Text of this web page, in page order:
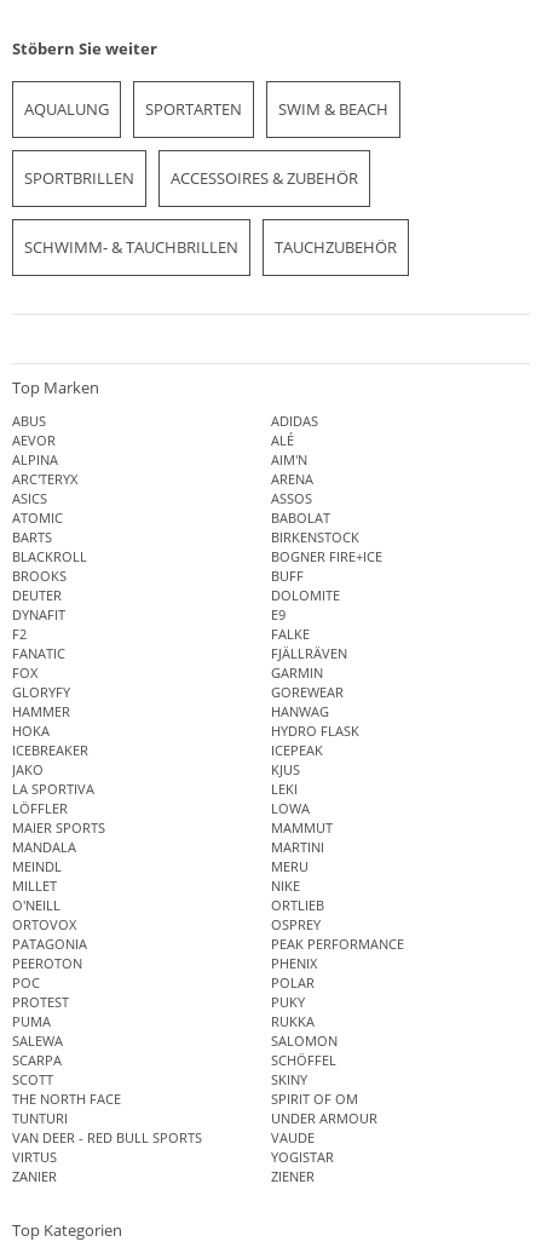
Stöbern Sie weiter
AQUALUNG SPORTARTEN SWIM & BEACH
SPORTBRILLEN ACCESSOIRES & ZUBEHÖR
SCHWIMM- & TAUCHBRILLEN TAUCHZUBEHÖR
Top Marken
ABUS
ADIDAS
AEVOR
ALÉ
ALPINA
AIM'N
ARC'TERYX
ARENA
ASICS
ASSOS
ATOMIC
BABOLAT
BARTS
BIRKENSTOCK
BLACKROLL
BOGNER FIRE+ICE
BROOKS
BUFF
DEUTER
DOLOMITE
DYNAFIT
E9
F2
FALKE
FANATIC
FJÄLLRÄVEN
FOX
GARMIN
GLORYFY
GOREWEAR
HAMMER
HANWAG
HOKA
HYDRO FLASK
ICEBREAKER
ICEPEAK
JAKO
KJUS
LA SPORTIVA
LEKI
LÖFFLER
LOWA
MAIER SPORTS
MAMMUT
MANDALA
MARTINI
MEINDL
MERU
MILLET
NIKE
O'NEILL
ORTLIEB
ORTOVOX
OSPREY
PATAGONIA
PEAK PERFORMANCE
PEEROTON
PHENIX
POC
POLAR
PROTEST
PUKY
PUMA
RUKKA
SALEWA
SALOMON
SCARPA
SCHÖFFEL
SCOTT
SKINY
THE NORTH FACE
SPIRIT OF OM
TUNTURI
UNDER ARMOUR
VAN DEER - RED BULL SPORTS
VAUDE
VIRTUS
YOGISTAR
ZANIER
ZIENER
Top Kategorien